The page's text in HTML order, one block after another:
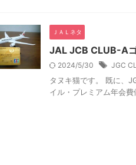
ＪＡＬネタ
JAL JCB CLUB-A
2024/5/30 JGC
タヌキ猫です。 既に、
イル・プレミアム年会